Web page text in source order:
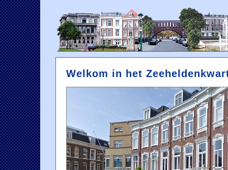
Welkom in het